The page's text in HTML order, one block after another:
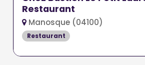
Restaurant
Manosque (04100)
Restaurant